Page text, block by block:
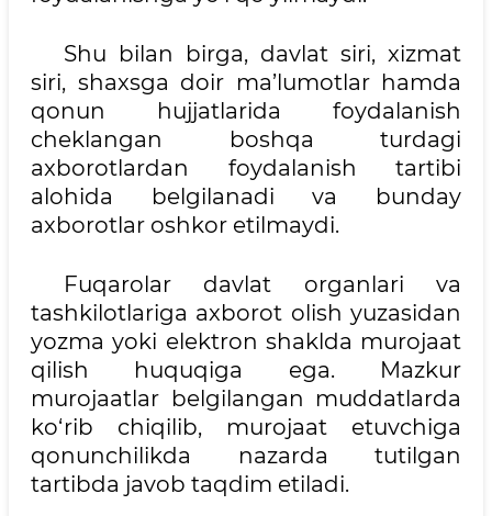
Shu bilan birga, davlat siri, xizmat
siri, shaxsga doir ma’lumotlar hamda
qonun hujjatlarida foydalanish
cheklangan boshqa turdagi
axborotlardan foydalanish tartibi
alohida belgilanadi va bunday
axborotlar oshkor etilmaydi.
Fuqarolar davlat organlari va
tashkilotlariga axborot olish yuzasidan
yozma yoki elektron shaklda murojaat
qilish huquqiga ega. Mazkur
murojaatlar belgilangan muddatlarda
ko‘rib chiqilib, murojaat etuvchiga
qonunchilikda nazarda tutilgan
tartibda javob taqdim etiladi.